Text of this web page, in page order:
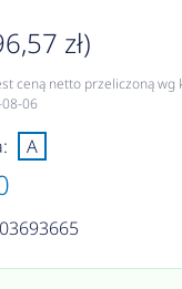
zł)
ceną netto przeliczoną
06
A